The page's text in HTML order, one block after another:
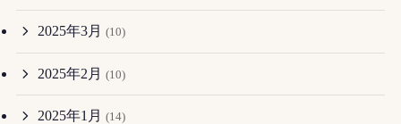
2025年3月 (10)
2025年2月 (10)
2025年1月 (14)